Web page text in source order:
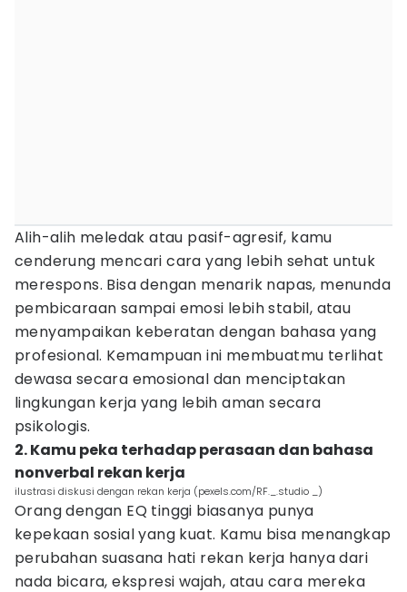
Alih-alih meledak atau pasif-agresif, kamu
cenderung mencari cara yang lebih sehat untuk
merespons. Bisa dengan menarik napas, menunda
pembicaraan sampai emosi lebih stabil, atau
menyampaikan keberatan dengan bahasa yang
profesional. Kemampuan ini membuatmu terlihat
dewasa secara emosional dan menciptakan
lingkungan kerja yang lebih aman secara
psikologis.
2. Kamu peka terhadap perasaan dan bahasa
nonverbal rekan kerja
ilustrasi diskusi dengan rekan kerja (pexels.com/RF._.studio _)
Orang dengan EQ tinggi biasanya punya
kepekaan sosial yang kuat. Kamu bisa menangkap
perubahan suasana hati rekan kerja hanya dari
nada bicara, ekspresi wajah, atau cara mereka